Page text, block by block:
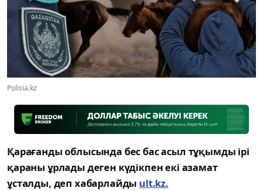
Polisia.kz
Қарағанды облысында бес бас асыл тұқымды ірі
қараны ұрлады деген күдікпен екі азамат
ұсталды, деп хабарлайды ult.kz.